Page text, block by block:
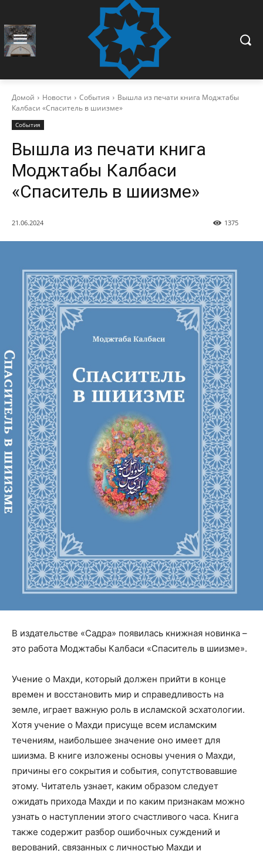
Домой Новости События
Вышла из печати книга Моджтабы
Калбаси «Спаситель в шиизме»
События
Вышла из печати книга
Моджтабы Калбаси
«Спаситель в шиизме»
21.06.2024 1375
В издательстве «Садра» появилась книжная новинка –
это работа Моджтабы Калбаси «Спаситель в шиизме».
Учение о Махди, который должен прийти в конце
времен и восстановить мир и справедливость на
земле, играет важную роль в исламской эсхатологии.
Хотя учение о Махди присуще всем исламским
течениям, наибольшее значение оно имеет для
шиизма. В книге изложены основы учения о Махди,
причины его сокрытия и события, сопутствовавшие
этому. Читатель узнает, каким образом следует
ожидать прихода Махди и по каким признакам можно
узнать о наступлении этого счастливого часа. Книга
также содержит разбор ошибочных суждений и
верований, связанных с личностью Махди и